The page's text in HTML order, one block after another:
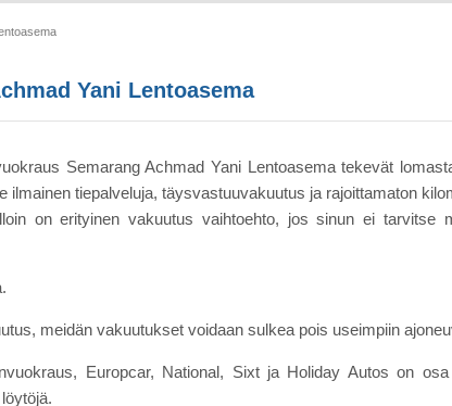
Yani Lentoasema
Semarang Achmad Yani Lentoasema tekevät
ilmainen tiepalveluja, täysvastuuvakuutus ja rajoittamaton
on erityinen vakuutus vaihtoehto, jos sinun ei tarvitse
meidän vakuutukset voidaan sulkea pois useimpiin
Europcar, National, Sixt ja Holiday Autos on